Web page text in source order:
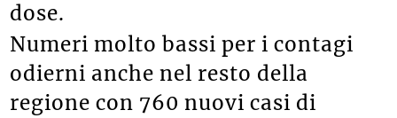
dose.
Numeri molto bassi per i contagi
odierni anche nel resto della
regione con 760 nuovi casi di